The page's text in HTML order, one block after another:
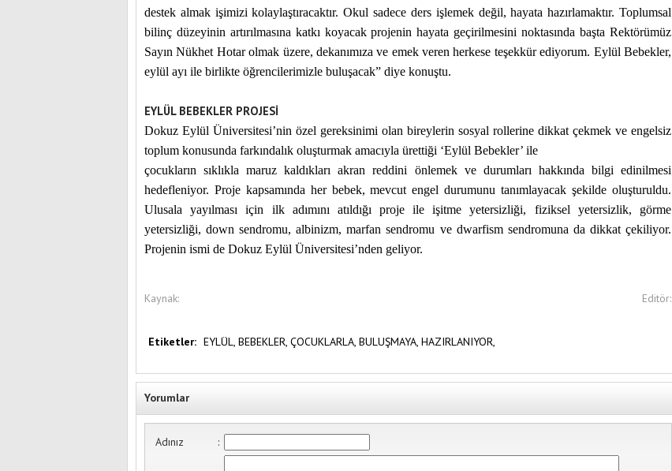
destek almak işimizi kolaylaştıracaktır. Okul sadece ders işlemek değil, hayata hazırlamaktır. Toplumsal
bilinç düzeyinin artırılmasına katkı koyacak projenin hayata geçirilmesini noktasında başta Rektörümüz
Sayın Nükhet Hotar olmak üzere, dekanımıza ve emek veren herkese teşekkür ediyorum. Eylül Bebekler,
eylül ayı ile birlikte öğrencilerimizle buluşacak” diye konuştu.
EYLÜL BEBEKLER PROJESİ
Dokuz Eylül Üniversitesi’nin özel gereksinimi olan bireylerin sosyal rollerine dikkat çekmek ve engelsiz
toplum konusunda farkındalık oluşturmak amacıyla ürettiği ‘Eylül Bebekler’ ile
çocukların sıklıkla maruz kaldıkları akran reddini önlemek ve durumları hakkında bilgi edinilmesi
hedefleniyor. Proje kapsamında her bebek, mevcut engel durumunu tanımlayacak şekilde oluşturuldu.
Ulusala yayılması için ilk adımını atıldığı proje ile işitme yetersizliği, fiziksel yetersizlik, görme
yetersizliği, down sendromu, albinizm, marfan sendromu ve dwarfism sendromuna da dikkat çekiliyor.
Projenin ismi de Dokuz Eylül Üniversitesi’nden geliyor.
Kaynak: Editör:
Etiketler: EYLÜL, BEBEKLER, ÇOCUKLARLA, BULUŞMAYA, HAZIRLANIYOR,
Yorumlar
Adınız :